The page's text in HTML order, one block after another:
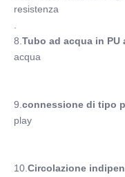
resistenza
8. Tubo ad acqua in
acqua
9. connessione di tipo
play
10. Circolazione